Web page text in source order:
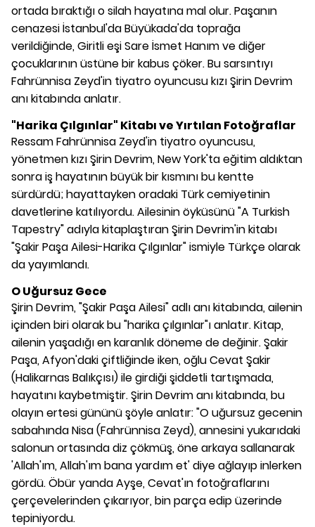
ortada bıraktığı o silah hayatına mal olur. Paşanın
cenazesi İstanbul'da Büyükada'da toprağa
verildiğinde, Giritli eşi Sare İsmet Hanım ve diğer
çocuklarının üstüne bir kabus çöker. Bu sarsıntıyı
Fahrünnisa Zeyd'in tiyatro oyuncusu kızı Şirin Devrim
anı kitabında anlatır.
"Harika Çılgınlar" KitabıveYırtılan Fotoğraflar
Ressam Fahrünnisa Zeyd'in tiyatro oyuncusu,
yönetmen kızı Şirin Devrim, New York'ta eğitim aldıktan
sonra iş hayatının büyük bir kısmını bu kentte
sürdürdü; hayattayken oradaki Türk cemiyetinin
davetlerine katılıyordu. Ailesinin öyküsünü "A Turkish
Tapestry" adıyla kitaplaştıran Şirin Devrim'in kitabı
"Şakir Paşa Ailesi-Harika Çılgınlar" ismiyle Türkçe olarak
da yayımlandı.
O Uğursuz Gece
Şirin Devrim, "Şakir Paşa Ailesi" adlı anı kitabında, ailenin
içinden biri olarak bu "harika çılgınlar"ı anlatır. Kitap,
ailenin yaşadığı en karanlık döneme de değinir. Şakir
Paşa, Afyon'daki çiftliğinde iken, oğlu Cevat Şakir
(Halikarnas Balıkçısı) ile girdiği şiddetli tartışmada,
hayatını kaybetmiştir. Şirin Devrim anı kitabında, bu
olayın ertesi gününü şöyle anlatır: "O uğursuz gecenin
sabahında Nisa (Fahrünnisa Zeyd), annesini yukarıdaki
salonun ortasında diz çökmüş, öne arkaya sallanarak
'Allah'ım, Allah'ım bana yardım et' diye ağlayıp inlerken
gördü. Öbür yanda Ayşe, Cevat'ın fotoğraflarını
çerçevelerinden çıkarıyor, bin parça edip üzerinde
tepiniyordu.